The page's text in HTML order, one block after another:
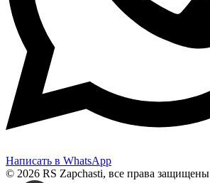
Написать в WhatsApp
© 2026 RS Zapchasti, все права защищены